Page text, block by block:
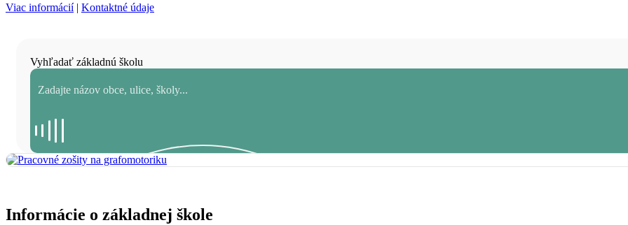
Viac informácií| Kontaktné údaje
Vyhľadať základnú školu
Informácie o základnej škole